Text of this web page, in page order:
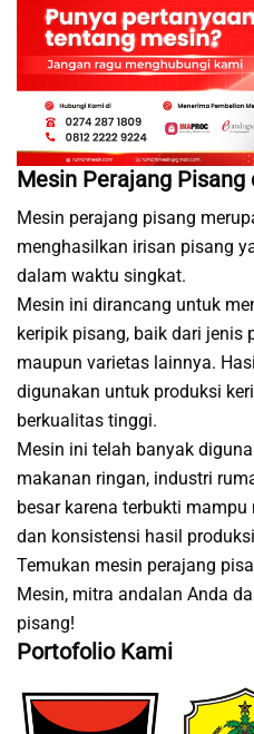
Mesin Perajang
Mesin perajang pisang
menghasilkan irisan pisang
dalam waktu singkat.
Mesin ini dirancang untuk
keripik pisang, baik dari jenis
maupun varietas lainnya.
digunakan untuk produksi
berkualitas tinggi.
Mesin ini telah banyak
makanan ringan, industri
besar karena terbukti
dan konsistensi hasil
Temukan mesin perajang
Mesin, mitra andalan Anda
pisang!
Portofolio Kami